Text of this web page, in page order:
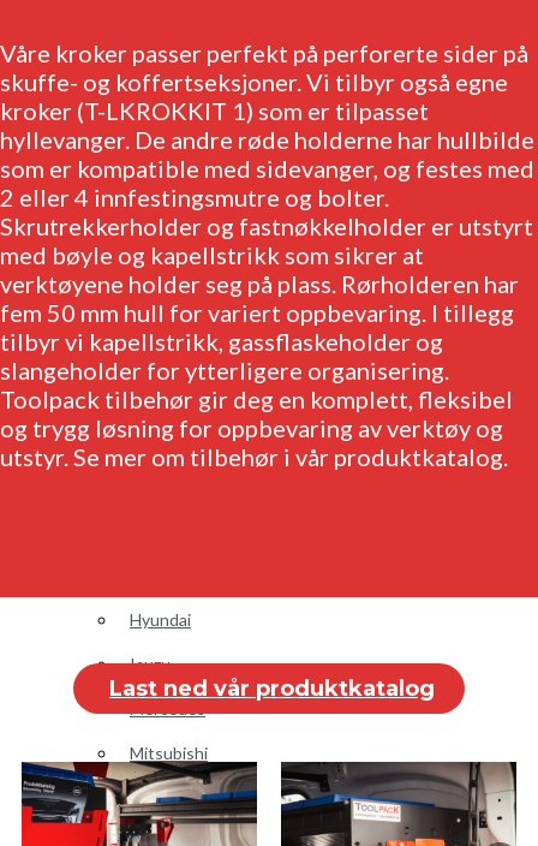
Login / Register
Menu
Login / Register
Hyundai
Isuzu
Mitsubishi
Nissan
Opel
Våre kroker passer perfekt på perforerte sider på
skuffe- og koffertseksjoner. Vi tilbyr også egne
kroker (T-LKROKKIT 1) som er tilpasset
hyllevanger. De andre røde holderne har hullbilde
som er kompatible med sidevanger, og festes med
2 eller 4 innfestingsmutre og bolter.
Skrutrekkerholder og fastnøkkelholder er utstyrt
med bøyle og kapellstrikk som sikrer at
verktøyene holder seg på plass. Rørholderen har
fem 50 mm hull for variert oppbevaring. I tillegg
tilbyr vi kapellstrikk, gassflaskeholder og
slangeholder for ytterligere organisering.
Toolpack tilbehør gir deg en komplett, fleksibel
og trygg løsning for oppbevaring av verktøy og
utstyr. Se mer om tilbehør i vår produktkatalog.
Last ned vår produktkatalog